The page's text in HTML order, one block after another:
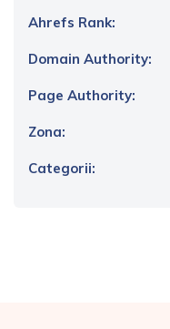
Ahrefs Rank:
Domain Authority:
Page Authority:
Zona:
Categorii: